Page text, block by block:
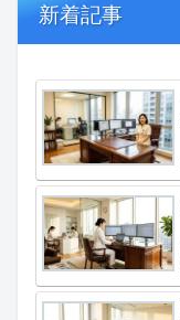
新着記事